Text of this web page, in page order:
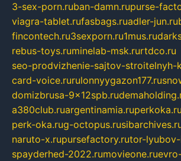
3-sex-porn.ruban-damn.rupurse-
viagra-tablet.rufasbags.ruadler-jun.ru
fincontech.ru3sexporn.ru1mus.ru
rebus-toys.ruminelab-msk.rurtdco.ru
seo-prodvizhenie-sajtov-stroitelnyh-
card-voice.rurulonnyygazon177.ru
domizbrusa-9x12spb.ru
a380club.ruargentinamia.ruperkoka.ru
perk-oka.rug-octopus.ru
naruto-x.rupursefactory.rutor-
spayderhed-2022.rumovieone.ru